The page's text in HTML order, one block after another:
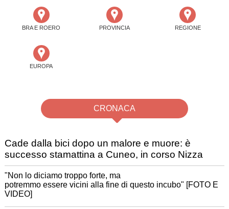
BRA E ROERO PROVINCIA REGIONE
EUROPA
CRONACA
Cade dalla bici dopo un malore e muore: è
successo stamattina a Cuneo, in corso Nizza
"Non lo diciamo troppo forte, ma
potremmo essere vicini alla fine di questo incubo" [FOTO E
VIDEO]